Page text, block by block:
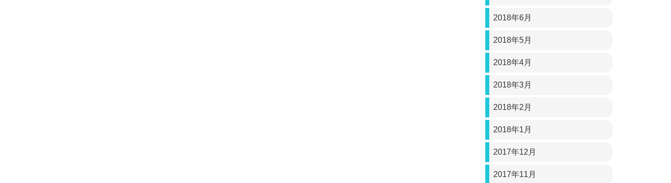
2018年6月
2018年5月
2018年4月
2018年3月
2018年2月
2018年1月
2017年12月
2017年11月